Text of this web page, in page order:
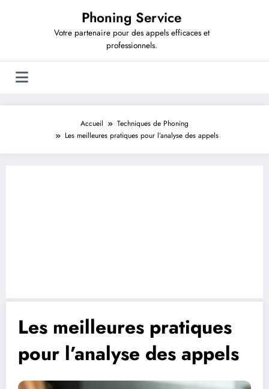
Phoning Service
Votre partenaire pour des appels efficaces et
professionnels.
Accueil
Techniques de Phoning
Les meilleures pratiques pour l’analyse des appels
Les meilleures pratiques
pour l’analyse des appels